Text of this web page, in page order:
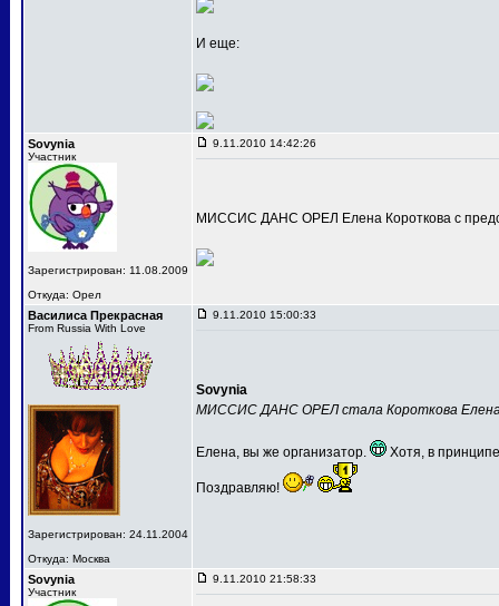
И еще:
Sovynia
Участник
Зарегистрирован: 11.08.2009
Откуда: Орел
9.11.2010 14:42:26
МИССИС ДАНС ОРЕЛ Елена Короткова с
Василиса Прекрасная
From Russia With Love
Зарегистрирован: 24.11.2004
Откуда: Москва
9.11.2010 15:00:33
Sovynia
МИССИС ДАНС ОРЕЛ стала Короткова
Елена, вы же организатор. Хотя, в
Поздравляю!
Sovynia
Участник
9.11.2010 21:58:33